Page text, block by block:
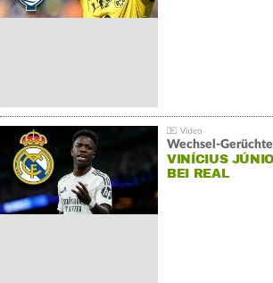
Wechsel-
VINÍCIUS
BEI REAL